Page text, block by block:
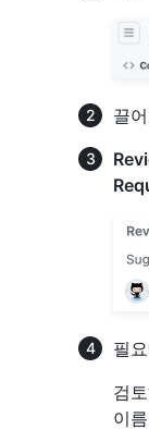
끌
필
검
이